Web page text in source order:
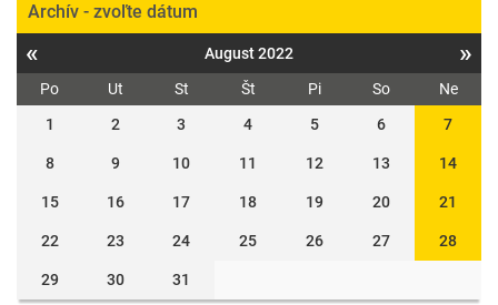
Archív - zvoľte dátum
« August 2022 »
Po Ut St Št Pi So
Ne
1
2 3 4 5 6 7
8 9 10 11 12 13 14
15 16 17 18 19 20 21
22 23 24 25 26 27 28
29 30 31